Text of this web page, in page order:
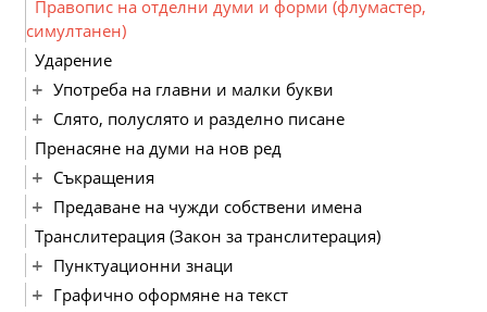
Правопис на отделни думи и форми (флумастер,
симултанен)
Ударение
Употреба на главни и малки букви
Слято, полуслято и разделно писане
Пренасяне на думи на нов ред
Съкращения
Предаване на чужди собствени имена
Транслитерация (Закон за транслитерация)
Пунктуационни знаци
Графично оформяне на текст